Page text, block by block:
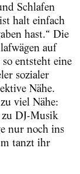
Schlafen
halt einfach
hast.“ Die
auf
entsteht eine
sozialer
Nähe.
viel Nähe:
DJ-Musik
nur noch ins
tanzt ihr